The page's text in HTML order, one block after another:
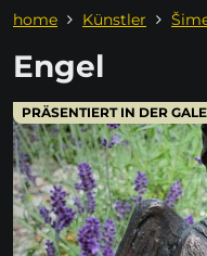
PRÄSENTIERT IN DER
home Künstler
Engel